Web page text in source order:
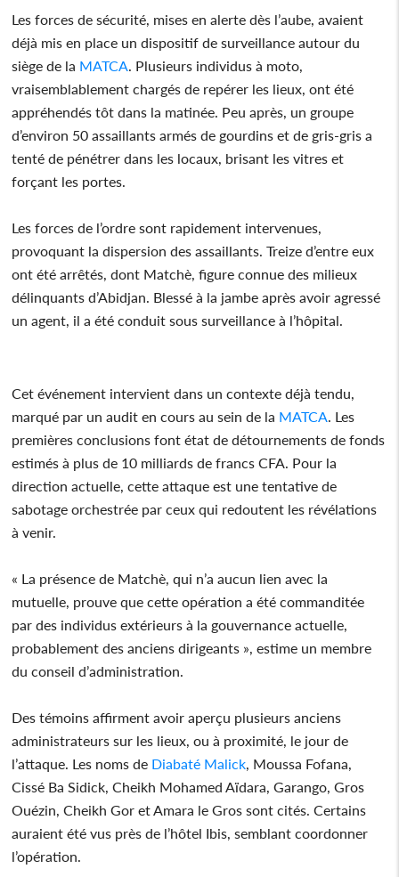
Les forces de sécurité, mises en alerte dès l’aube, avaient
déjà mis en place un dispositif de surveillance autour du
siège de la MATCA . Plusieurs individus à moto,
vraisemblablement chargés de repérer les lieux, ont été
appréhendés tôt dans la matinée. Peu après, un groupe
d’environ 50 assaillants armés de gourdins et de gris-gris a
tenté de pénétrer dans les locaux, brisant les vitres et
forçant les portes.
Les forces de l’ordre sont rapidement intervenues,
provoquant la dispersion des assaillants. Treize d’entre eux
ont été arrêtés, dont Matchè, figure connue des milieux
délinquants d’Abidjan. Blessé à la jambe après avoir agressé
un agent, il a été conduit sous surveillance à l’hôpital.
Cet événement intervient dans un contexte déjà tendu,
marqué par un audit en cours au sein de la MATCA . Les
premières conclusions font état de détournements de fonds
estimés à plus de 10 milliards de francs CFA. Pour la
direction actuelle, cette attaque est une tentative de
sabotage orchestrée par ceux qui redoutent les révélations
à venir.
« La présence de Matchè, qui n’a aucun lien avec la
mutuelle, prouve que cette opération a été commanditée
par des individus extérieurs à la gouvernance actuelle,
probablement des anciens dirigeants », estime un membre
du conseil d’administration.
Des témoins affirment avoir aperçu plusieurs anciens
administrateurs sur les lieux, ou à proximité, le jour de
l’attaque. Les noms de Diabaté Malick , Moussa Fofana,
Cissé Ba Sidick, Cheikh Mohamed Aïdara, Garango, Gros
Ouézin, Cheikh Gor et Amara le Gros sont cités. Certains
auraient été vus près de l’hôtel Ibis, semblant coordonner
l’opération.